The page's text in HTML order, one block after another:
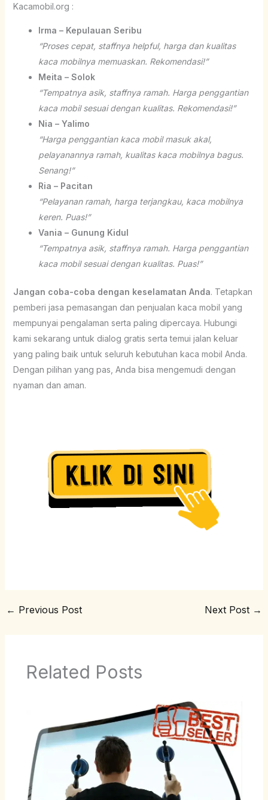
Kacamobil.org :
Irma – Kepulauan Seribu
“Proses cepat, staffnya helpful, harga dan kualitas
kaca mobilnya memuaskan. Rekomendasi!”
Meita – Solok
“Tempatnya asik, staffnya ramah. Harga penggantian
kaca mobil sesuai dengan kualitas. Rekomendasi!”
Nia – Yalimo
“Harga penggantian kaca mobil masuk akal,
pelayanannya ramah, kualitas kaca mobilnya bagus.
Senang!”
Ria – Pacitan
“Pelayanan ramah, harga terjangkau, kaca mobilnya
keren. Puas!”
Vania – Gunung Kidul
“Tempatnya asik, staffnya ramah. Harga penggantian
kaca mobil sesuai dengan kualitas. Puas!”
Jangan coba-coba dengan keselamatan Anda. Tetapkan
pemberi jasa pemasangan dan penjualan kaca mobil yang
mempunyai pengalaman serta paling dipercaya. Hubungi
kami sekarang untuk dialog gratis serta temui jalan keluar
yang paling baik untuk seluruh kebutuhan kaca mobil Anda.
Dengan pilihan yang pas, Anda bisa mengemudi dengan
nyaman dan aman.
← Previous Post Next Post →
Related Posts